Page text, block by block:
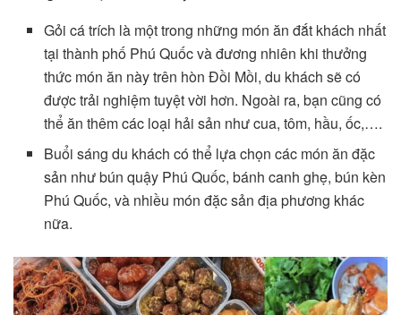
Gỏi cá trích là một trong những món ăn đắt khách nhất
tại thành phố Phú Quốc và đương nhiên khi thưởng
thức món ăn này trên hòn Đồi Mồi, du khách sẽ có
được trải nghiệm tuyệt vời hơn. Ngoài ra, bạn cũng có
thể ăn thêm các loại hải sản như cua, tôm, hầu, ốc,….
Buổi sáng du khách có thể lựa chọn các món ăn đặc
sản như bún quậy Phú Quốc, bánh canh ghẹ, bún kèn
Phú Quốc, và nhiều món đặc sản địa phương khác
nữa.